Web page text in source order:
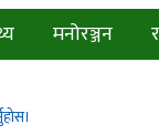
मनोरञ्जन